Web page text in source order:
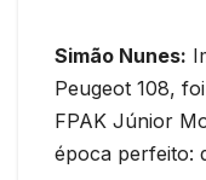
Simão Nunes:
Peugeot 108,
FPAK Júnior
época perfeito: